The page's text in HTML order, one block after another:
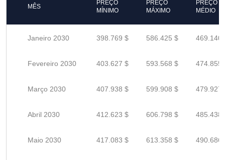
MÊS
PREÇO
MÍNIMO
PREÇO
MÁXIMO
PREÇO
MÉDIO
Janeiro 2030 398.769 $ 586.425 $ 469.140
Fevereiro 2030 403.627 $ 593.568 $ 474.855
Março 2030 407.938 $ 599.908 $ 479.927
Abril 2030 412.623 $ 606.798 $ 485.438
Maio 2030 417.083 $ 613.358 $ 490.686